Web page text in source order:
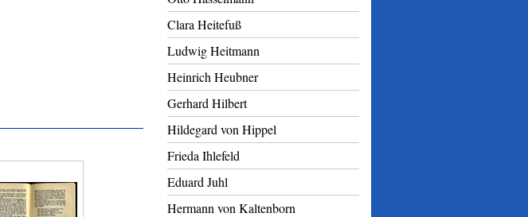
Clara Heitefuß
Ludwig Heitmann
Heinrich Heubner
Gerhard Hilbert
Hildegard von Hippel
Frieda Ihlefeld
Eduard Juhl
Hermann von Kaltenborn